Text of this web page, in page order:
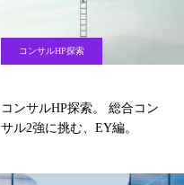
コンサルHP探索
コンサルHP探索。 総合コン
サル2強に挑む、EY編。